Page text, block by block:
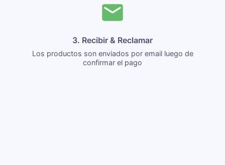
3. Recibir & Reclamar
Los productos son enviados por email luego de
confirmar el pago